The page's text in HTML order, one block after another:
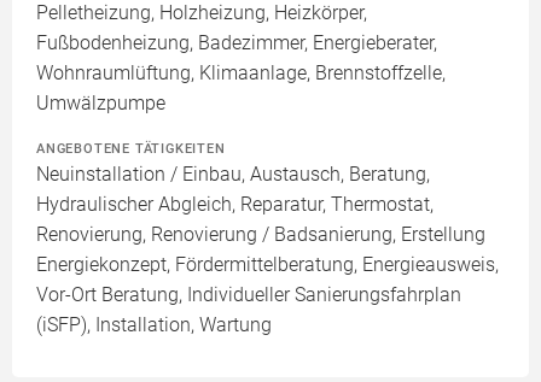
Pelletheizung, Holzheizung, Heizkörper,
Fußbodenheizung, Badezimmer, Energieberater,
Wohnraumlüftung, Klimaanlage, Brennstoffzelle,
Umwälzpumpe
ANGEBOTENE TÄTIGKEITEN
Neuinstallation / Einbau, Austausch, Beratung,
Hydraulischer Abgleich, Reparatur, Thermostat,
Renovierung, Renovierung / Badsanierung, Erstellung
Energiekonzept, Fördermittelberatung, Energieausweis,
Vor-Ort Beratung, Individueller Sanierungsfahrplan
(iSFP), Installation, Wartung